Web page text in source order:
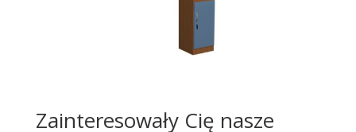
Zainteresowały Cię nasze